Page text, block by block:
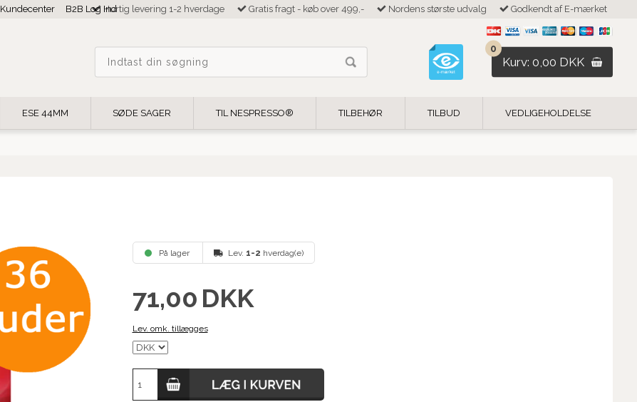
Kundecenter B2B Log IndHurtig levering 1-2 hverdage Gratis fragt - køb over 499,- Nordens største udvalg Godkendt af E-mærket
0
Kurv: 0,00 DKK
ESE 44MM SØDE SAGER TIL NESPRESSO® TILBEHØR TILBUD VEDLIGEHOLDELSE
På lager Lev. 1-2 hverdag(e)
71,00 DKK
Lev. omk. tillægges